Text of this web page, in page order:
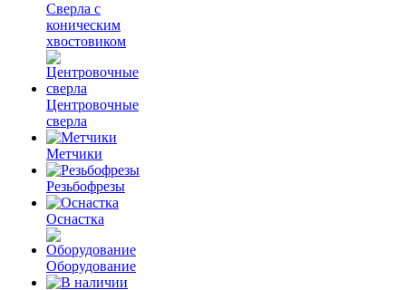
Сверла с
коническим
хвостовиком
Центровочные
сверла
Метчики
Резьбофрезы
Оснастка
Оборудование